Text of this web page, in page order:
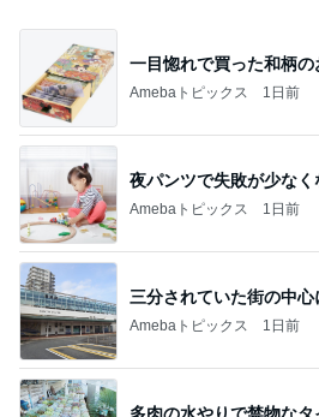
一目惚れで買った和柄の
Amebaトピックス 1日前
夜パンツで失敗が少なく
Amebaトピックス 1日前
三分されていた街の中心
Amebaトピックス 1日前
多肉の水やりで禁物なタ